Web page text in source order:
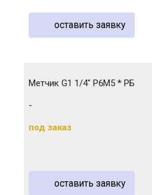
оставить заявку
Метчик G1 1/4" Р6М5 * РБ
-
под заказ
оставить заявку